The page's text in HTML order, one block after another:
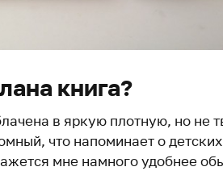
книга?
в яркую плотную, но не
что напоминает о
мне намного удобнее